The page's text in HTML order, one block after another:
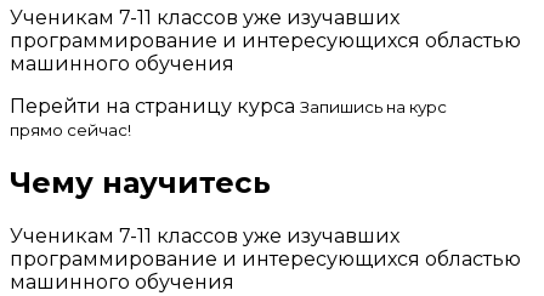
Ученикам 7-11 классов уже изучавших
программирование и интересующихся областью
машинного обучения
Перейти на страницу курса Запишись на курс
прямо сейчас!
Чему научитесь
Ученикам 7-11 классов уже изучавших
программирование и интересующихся областью
машинного обучения